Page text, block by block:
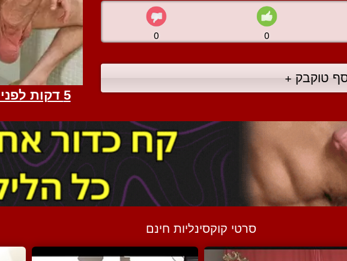
0 0
טוקבק +
סרטי קוקסינליות חינם